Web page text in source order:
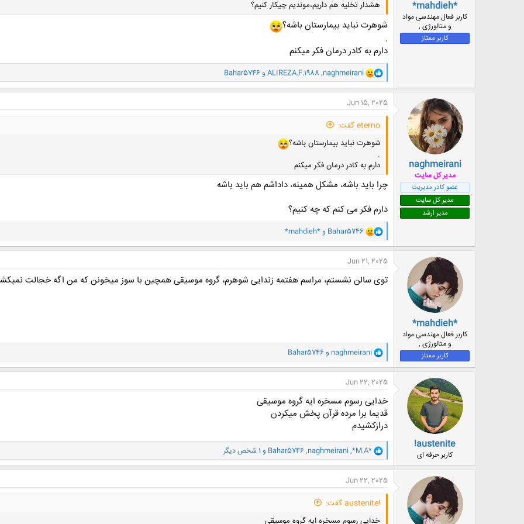
*mahdieh*
کاربر فعال مهندسی مواد
و متالورژی ,
کاربر ممتاز
هشدار تخلیه هم داریم،موندیم چیکار کنیم؟
کلیک کنید تا باز شود...
شوهرت نباید بیمارستان باشه؟
.
دارم به کادر درمان فکر میکنم
و
ا
ک
ن
ش
ا
naghmeirani
,
ALIREZA.F.1988 و Bahar5746
naghmeirani
مدیر کل سایت
عضو کادر مدیریت
مدیر کل سایت
مدیر ارشد
Jun 15, 2025
eterno گفت:
شوهرت نباید بیمارستان باشه؟
.
دارم به کادر درمان فکر میکنم
کلیک کنید تا باز شود...
چرا باید باشه، مشکل همینه، داداشم هم باید باشه
دارم فکر می کنم که چه کنیم؟
و
ا
ک
ن
ش
ه
ا
Bahar5746 و*mahdieh*
*mahdieh*
کاربر فعال مهندسی مواد
و متالورژی ,
کاربر ممتاز
Jun 21, 2025
توی سالن نشستم، مراسم هفتمه زندایی شوهرم، گروه موسیقی همچین با سوز میخونن که من اگه خجالت
و
ا
ک
ن
ش
ا
:
naghmeirani و Bahar5746
!austenite
کاربر حرفه ای
Jun 22, 2025
خدایی رسوم مسخره ایه گروه موسیقی
قدیما برا مرده قرآن پخش میکردن
درازکشیدم
و
ا
ک
ن
ش
ا
*M.A*
,
naghmeirani
,
Bahar5746 و 1 شخص دیگر
Jun 22, 2025
!austenite گفت:
خدایی رسوم مسخره ایه گروه موسیقی